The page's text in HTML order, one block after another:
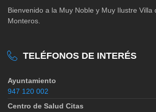
Bienvenido a la Muy Noble y Muy Ilustre Villa
Monteros.
TELÉFONOS DE INTERÉS
Ayuntamiento
947 120 002
Centro de Salud Citas